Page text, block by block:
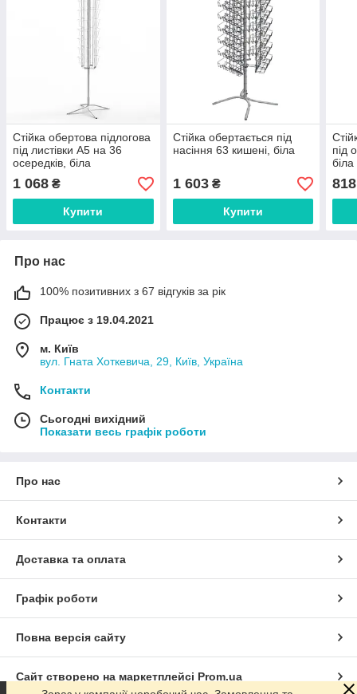
Стійка обертова підлогова
під листівки А5 на 36
осередків, біла
1 068 ₴
Купити
Стійка обертається під
насіння 63 кишені, біла
1 603₴
Купити
під
біла
818
Про нас
100% позитивних з 67 відгуків за рік
Працює з 19.04.2021
м. Київ
вул. Гната Хоткевича, 29, Київ, Україна
Контакти
Сьогодні вихідний
Показати весь графік роботи
Про нас
Контакти
Доставка та оплата
Графік роботи
Повна версія сайту
Сайт створено на маркетплейсі Prom.ua